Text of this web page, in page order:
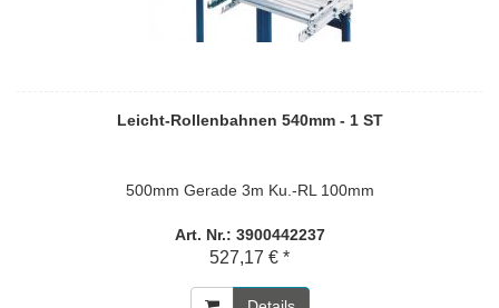
Leicht-Rollenbahnen 540mm - 1 ST
500mm Gerade 3m Ku.-RL 100mm
Art. Nr.: 3900442237
527,17 € *